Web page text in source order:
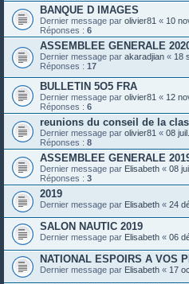
BANQUE D IMAGES
Dernier message par olivier81 « 10
Réponses : 6
ASSEMBLEE GENERALE
Dernier message par akaradjian « 18
Réponses : 17
BULLETIN 5O5 FRA
Dernier message par olivier81 « 12
Réponses : 6
reunions du conseil de la
Dernier message par olivier81 « 08
Réponses : 8
ASSEMBLEE GENERALE
Dernier message par Elisabeth « 08
Réponses : 3
2019
Dernier message par Elisabeth « 24
SALON NAUTIC 2019
Dernier message par Elisabeth « 06
NATIONAL ESPOIRS A VOS
Dernier message par Elisabeth « 17